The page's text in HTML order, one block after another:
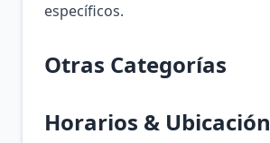
específicos.
Otras Categorías
Horarios & Ubicación